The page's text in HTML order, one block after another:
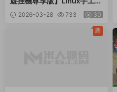
務端+安卓蘋果雙端+GM後
台+全套源碼+視頻架設教程
2026-03-28 733 30
薦